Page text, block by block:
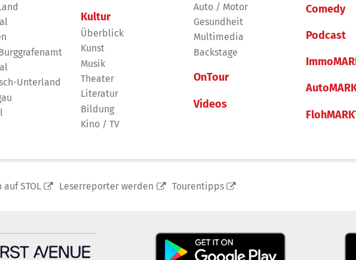
Unterland
Kultur
Überblick
Kunst
Musik
Theater
Literatur
Bildung
Kino / TV
Auto / Motor
Gesundheit
Multimedia
Backstage
OnTour
Videos
Comedy
Podcast
STOL Leserreporter werden Tourentipps